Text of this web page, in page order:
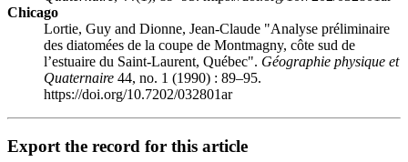
Chicago
Lortie, Guy and Dionne, Jean-Claude "Analyse préliminaire
des diatomées de la coupe de Montmagny, côte sud de
l’estuaire du Saint-Laurent, Québec". Géographie physique et
Quaternaire 44, no. 1 (1990) : 89–95.
https://doi.org/10.7202/032801ar
Export the record for this article